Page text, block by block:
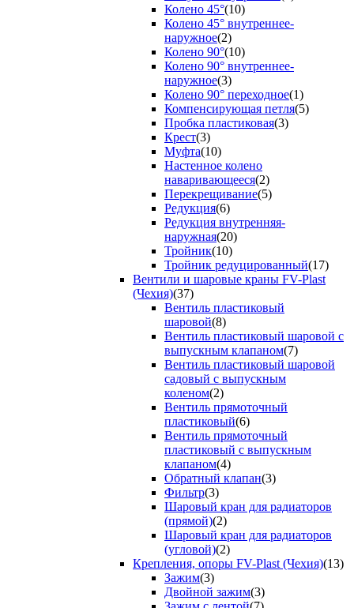
Колено 45°(10)
Колено 45° внутреннее-
наружное(2)
Колено 90°(10)
Колено 90° внутреннее-
наружное(3)
Колено 90° переходное(1)
Компенсирующая петля(5)
Пробка пластиковая(3)
Крест(3)
Муфта(10)
Настенное колено
наваривающееся(2)
Перекрещивание(5)
Редукция(6)
Редукция внутренняя-
наружная(20)
Тройник(10)
Тройник редуцированный(17)
Вентили и шаровые краны FV-Plast
(Чехия)(37)
Вентиль пластиковый
шаровой(8)
Вентиль пластиковый шаровой с
выпускным клапаном(7)
Вентиль пластиковый шаровой
садовый с выпускным
коленом(2)
Вентиль прямоточный
пластиковый(6)
Вентиль прямоточный
пластиковый с выпускным
клапаном(4)
Обратный клапан(3)
Фильтр(3)
Шаровый кран для радиаторов
(прямой)(2)
Шаровый кран для радиаторов
(угловой)(2)
Крепления, опоры FV-Plast (Чехия)(13)
Зажим(3)
Двойной зажим(3)